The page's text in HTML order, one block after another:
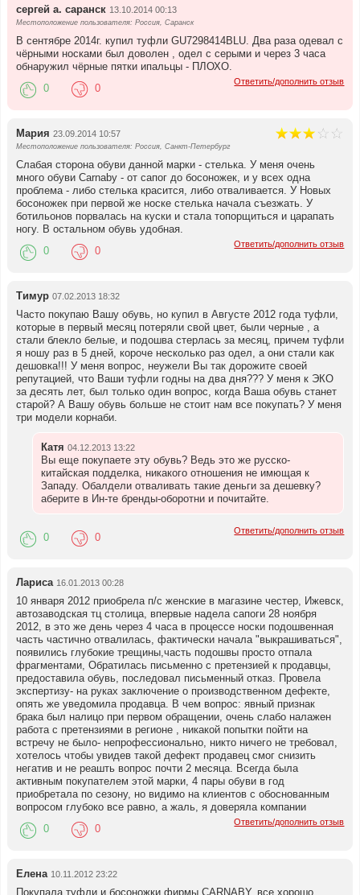
cергей а. саранск 13.10.2014 00:13
Местоположение пользователя: Россия, Саранск
В сентябре 2014г. купил туфли GU7298414BLU. Два раза одевал с
чёрными носками был доволен , одел с серыми и через 3 часа
обнаружил чёрные пятки ипальцы - ПЛОХО.
Ответить/дополнить отзыв
0 0
Мария 23.09.2014 10:57
Местоположение пользователя: Россия, Санкт-Петербург
Слабая сторона обуви данной марки - стелька. У меня очень
много обуви Carnaby - от сапог до босоножек, и у всех одна
проблема - либо стелька красится, либо отваливается. У Новых
босоножек при первой же носке стелька начала съезжать. У
ботильонов порвалась на куски и стала топорщиться и царапать
ногу. В остальном обувь удобная.
Ответить/дополнить отзыв
0 0
Тимур 07.02.2013 18:32
Часто покупаю Вашу обувь, но купил в Августе 2012 года туфли,
которые в первый месяц потеряли свой цвет, были черные , а
стали блекло белые, и подошва стерлась за месяц, причем туфли
я ношу раз в 5 дней, короче несколько раз одел, а они стали как
дешовка!!! У меня вопрос, неужели Вы так дорожите своей
репутацией, что Ваши туфли годны на два дня??? У меня к ЭКО
за десять лет, был только один вопрос, когда Ваша обувь станет
старой? А Вашу обувь больше не стоит нам все покупать? У меня
три модели корнаби.
Катя 04.12.2013 13:22
Вы еще покупаете эту обувь? Ведь это же русско-
китайская подделка, никакого отношения не имющая к
Западу. Обалдели отваливать такие деньги за дешевку?
аберите в Ин-те бренды-оборотни и почитайте.
Ответить/дополнить отзыв
0 0
Лариса 16.01.2013 00:28
10 января 2012 приобрела п/с женские в магазине честер, Ижевск,
автозаводская тц столица, впервые надела сапоги 28 ноября
2012, в это же день через 4 часа в процессе носки подошвенная
часть частично отвалилась, фактически начала "выкрашиваться",
появились глубокие трещины,часть подошвы просто отпала
фрагментами, Обратилась письменно с претензией к продавцы,
предоставила обувь, последовал письменный отказ. Провела
экспертизу- на руках заключение о производственном дефекте,
опять же уведомила продавца. В чем вопрос: явный признак
брака был налицо при первом обращении, очень слабо налажен
работа с претензиями в регионе , никакой попытки пойти на
встречу не было- непрофессионально, никто ничего не требовал,
хотелось чтобы увидев такой дефект продавец смог снизить
негатив и не реашть вопрос почти 2 месяца. Всегда была
активным покупателем этой марки, 4 пары обуви в год
приобретала по сезону, но видимо на клиентов с обоснованным
вопросом глубоко все равно, а жаль, я доверяла компании
Ответить/дополнить отзыв
0 0
Елена 10.11.2012 23:22
Покупала туфли и босоножки фирмы CARNABY, все хорошо